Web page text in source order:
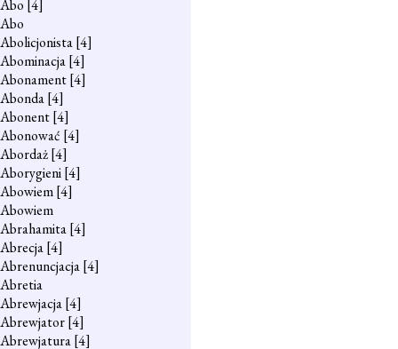
Abo [4]
Abo
Abolicjonista[4]
Abominacja[4]
Abonament[4]
Abonda[4]
Abonent[4]
Abonować [4]
Abordaż[4]
Aborygieni[4]
Abowiem[4]
Abowiem
Abrahamita[4]
Abrecja[4]
Abrenuncjacja[4]
Abretia
Abrewjacja[4]
Abrewjator[4]
Abrewjatura[4]